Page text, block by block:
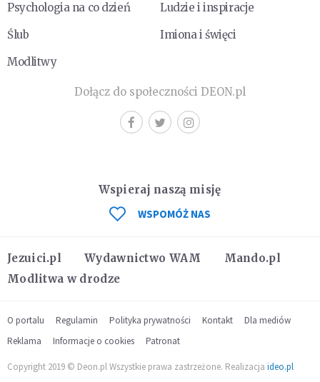
Psychologia na co dzień
Ludzie i inspiracje
Ślub
Imiona i święci
Modlitwy
Dołącz do społeczności DEON.pl
Jezuici.pl Wydawnictwo WAM
Mando.pl
Modlitwa w drodze
Wspieraj naszą misję
WSPOMÓŻ NAS
O portalu Regulamin Polityka prywatności Kontakt
Dla mediów
Reklama
Informacje o cookies Patronat
Copyright 2019 © Deon.pl Wszystkie prawa zastrzeżone. Realizacja ideo.pl